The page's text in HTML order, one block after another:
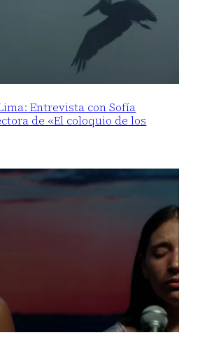
Entrevista con Sofía
de «El coloquio de los